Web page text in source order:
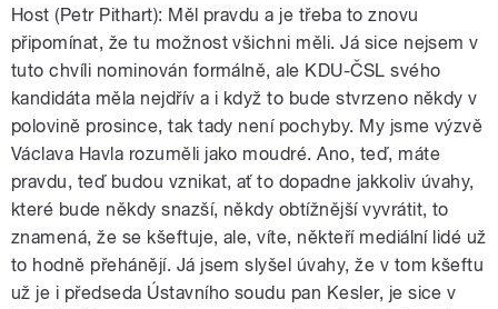
Host (Petr Pithart): Měl pravdu a je třeba to znovu
připomínat, že tu možnost všichni měli. Já sice nejsem v
tuto chvíli nominován formálně, ale KDU-ČSL svého
kandidáta měla nejdřív a i když to bude stvrzeno někdy v
polovině prosince, tak tady není pochyby. My jsme výzvě
Václava Havla rozuměli jako moudré. Ano, teď, máte
pravdu, teď budou vznikat, ať to dopadne jakkoliv úvahy,
které bude někdy snazší, někdy obtížnější vyvrátit, to
znamená, že se kšeftuje, ale, víte, někteří mediální lidé už
to hodně přehánějí. Já jsem slyšel úvahy, že v tom kšeftu
už je i předseda Ústavního soudu pan Kesler, je sice v